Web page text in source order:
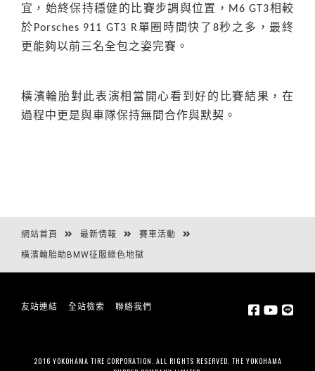
宜，始終保持穩健的比賽步調與位置，M6 GT3相較
於Porsches 911 GT3 R單圈時間快了8秒之多，最終
更能夠以前三名全包之姿完賽。
橫濱輪胎對此表演相當開心看到好的比賽結果，在
過程中更是與車隊保持無間合作與默契。
網站首頁 最新情報 賽車活動
橫濱輪胎助BMW征服綠色地獄
友站連結 全站檢索 聯絡我們
2016 YOKOHAMA TIRE CORPORATION. ALL RIGHTS RESERVED. THE YOKOHAMA